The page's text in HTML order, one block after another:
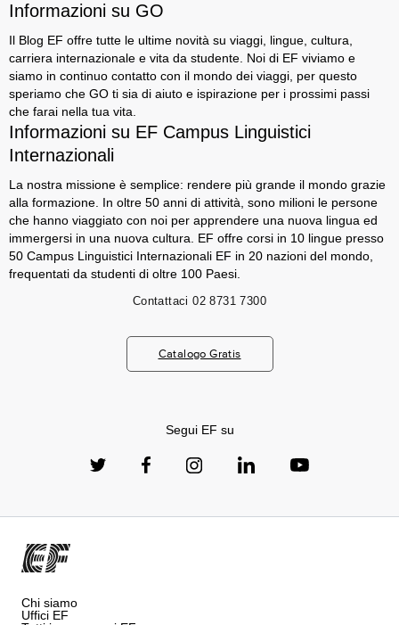
Informazioni su GO
Il Blog EF offre tutte le ultime novità su viaggi, lingue, cultura,
carriera internazionale e vita da studente. Noi di EF viviamo e
siamo in continuo contatto con il mondo dei viaggi, per questo
speriamo che GO ti sia di aiuto e ispirazione per i prossimi passi
che farai nella tua vita.
Informazioni su EF Campus Linguistici
Internazionali
La nostra missione è semplice: rendere più grande il mondo grazie
alla formazione. In oltre 50 anni di attività, sono milioni le persone
che hanno viaggiato con noi per apprendere una nuova lingua ed
immergersi in una nuova cultura. EF offre corsi in 10 lingue presso
50 Campus Linguistici Internazionali EF in 20 nazioni del mondo,
frequentati da studenti di oltre 100 Paesi.
Contattaci 02 8731 7300
Catalogo Gratis
Segui EF su
Chi siamo
Uffici EF